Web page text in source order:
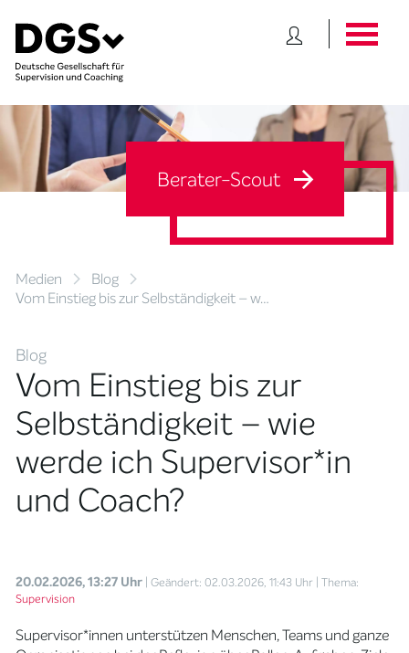
Medien
Blog
Vom Einstieg bis zur Selbständigkeit – w…
Berater-Scout
Blog
Vom Einstieg bis zur
Selbständigkeit – wie
werde ich Supervisor*in
und Coach?
20.02.2026, 13:27 Uhr | Geändert: 02.03.2026, 11:43 Uhr | Thema:
Supervision
Supervisor*innen unterstützen Menschen, Teams und ganze